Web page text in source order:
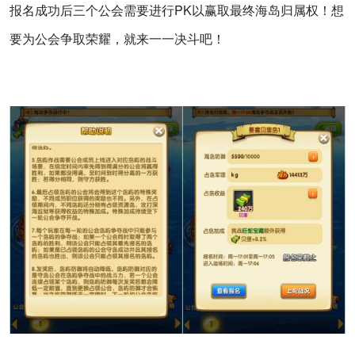
报名成功后三个公会需要进行PK以赢取最终海岛归属权！想
要为公会争取荣耀，就来一一决斗吧！